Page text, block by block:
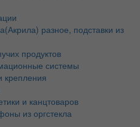
разное, подставки из
продуктов
системы
крепления
и канцтоваров
из оргстекла